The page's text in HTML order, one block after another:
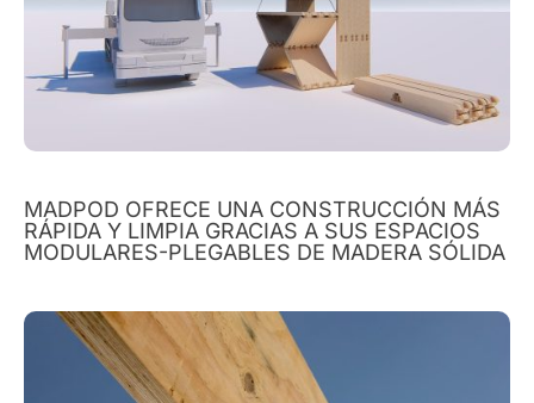
MADPOD OFRECE UNA CONSTRUCCIÓN MÁS
RÁPIDA Y LIMPIA GRACIAS A SUS ESPACIOS
MODULARES-PLEGABLES DE MADERA SÓLIDA